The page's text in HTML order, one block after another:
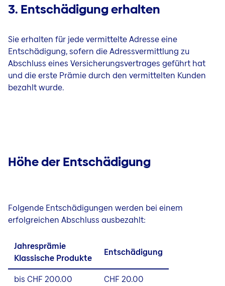
3. Entschädigung erhalten
Sieerhalten für jede vermittelte Adresseeine
Entschädigung, sofern die Adressvermittlung zu
Abschluss eines Versicherungsvertrages geführt hat
und die erste Prämie durch den vermittelten Kunden
bezahlt wurde.
Höhe der Entschädigung
Folgende Entschädigungen werden bei einem
erfolgreichen Abschluss ausbezahlt:
Jahresprämie
Klassische Produkte
Entschädigung
bis CHF 200.00
CHF 20.00